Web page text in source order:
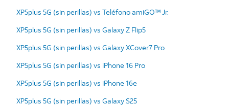
XP5plus 5G (sin perillas) vs Teléfono amiGO™ Jr.
XP5plus 5G (sin perillas) vs Galaxy Z Flip5
XP5plus 5G (sin perillas) vs Galaxy XCover7 Pro
XP5plus 5G (sin perillas) vs iPhone 16 Pro
XP5plus 5G (sin perillas) vs iPhone 16e
XP5plus 5G (sin perillas) vs Galaxy S25